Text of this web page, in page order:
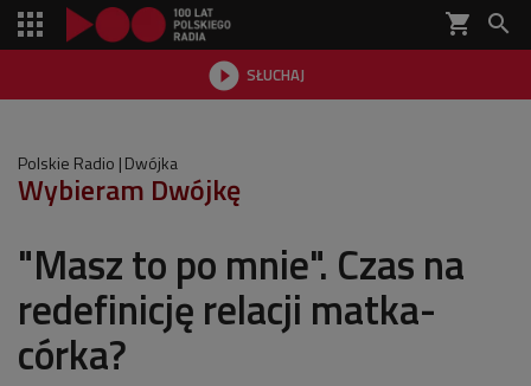
shopping_cart 
 SŁUCHAJ

Polskie Radio Dwójka
Wybieram Dwójkę
"Masz to po mnie". Czas na
redefinicję relacji matka-
córka?